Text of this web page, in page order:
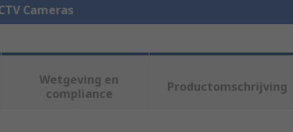
Cameras
Wetgeving en
compliance
Productomschrijving